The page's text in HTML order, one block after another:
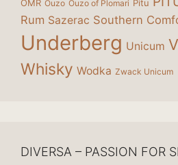
OMR Ouzo Ouzo of Plomari Pitu
Rum Sazerac Southern
Underberg Unicum
Whisky Wodka Zwack Unicum
DIVERSA – PASSION FOR